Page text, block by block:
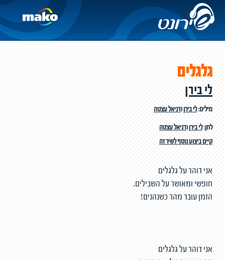
גלגלים
לי בירן
מילים:לי בירןודניאל עצטה
לחן:לי בירןודניאל עצטה
קיים ביצוע נוסף לשיר זה
אני דוהר על גלגלים
חופשי ומאושר על השבילים.
הזמן עובר מהר כשנהנים!
אני דוהר על גלגלים